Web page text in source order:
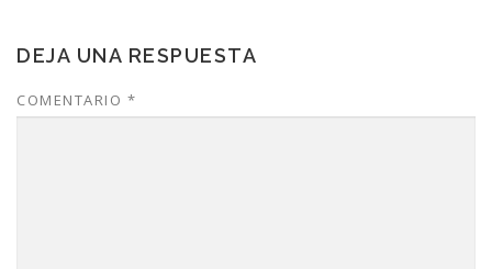
DEJA UNA RESPUESTA
COMENTARIO *